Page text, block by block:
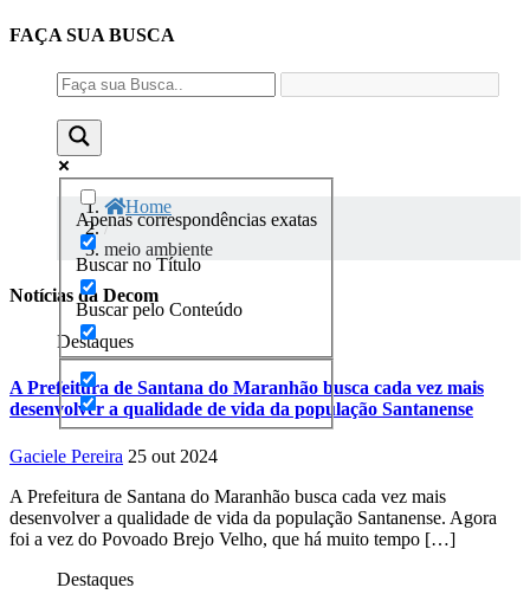
FAÇA SUA BUSCA
Apenas correspondências exatas
Buscar no Título
Buscar pelo Conteúdo
Home
/
meio ambiente
Notícias da Decom
Destaques
A Prefeitura de Santana do Maranhão busca cada vez mais
desenvolver a qualidade de vida da população Santanense
Gaciele Pereira 25 out 2024
A Prefeitura de Santana do Maranhão busca cada vez mais
desenvolver a qualidade de vida da população Santanense. Agora
foi a vez do Povoado Brejo Velho, que há muito tempo […]
Destaques